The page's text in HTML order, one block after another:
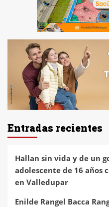
Entradas recientes
Hallan sin vida y de un
adolescente de 16 años
en Valledupar
Enilde Rangel Bacca